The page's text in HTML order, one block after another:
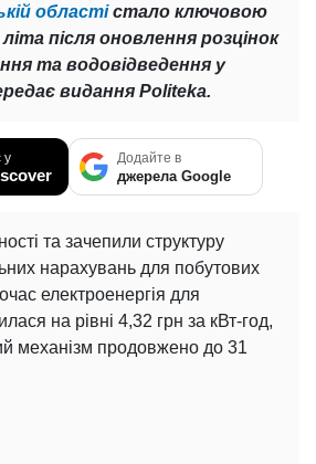
областістало ключовою
після оновлення розцінок
та водовідведення у
видання Politeka.
у Додайте в
джерела Google
та зачепили структуру
нарахувань для побутових
електроенергія для
на рівні 4,32 грн за кВт-год,
механізм продовжено до 31